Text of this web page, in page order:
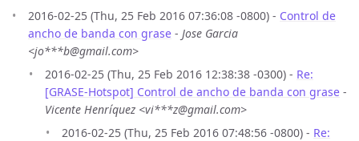
2016-02-25 (Thu, 25 Feb 2016 07:36:08 -0800) - Control de
ancho de banda con grase - Jose Garcia
<jo***b@gmail.com>
2016-02-25 (Thu, 25 Feb 2016 12:38:38 -0300) - Re:
[GRASE-Hotspot] Control de ancho de banda con grase -
Vicente Henríquez <vi***z@gmail.com>
2016-02-25 (Thu, 25 Feb 2016 07:48:56 -0800) - Re: